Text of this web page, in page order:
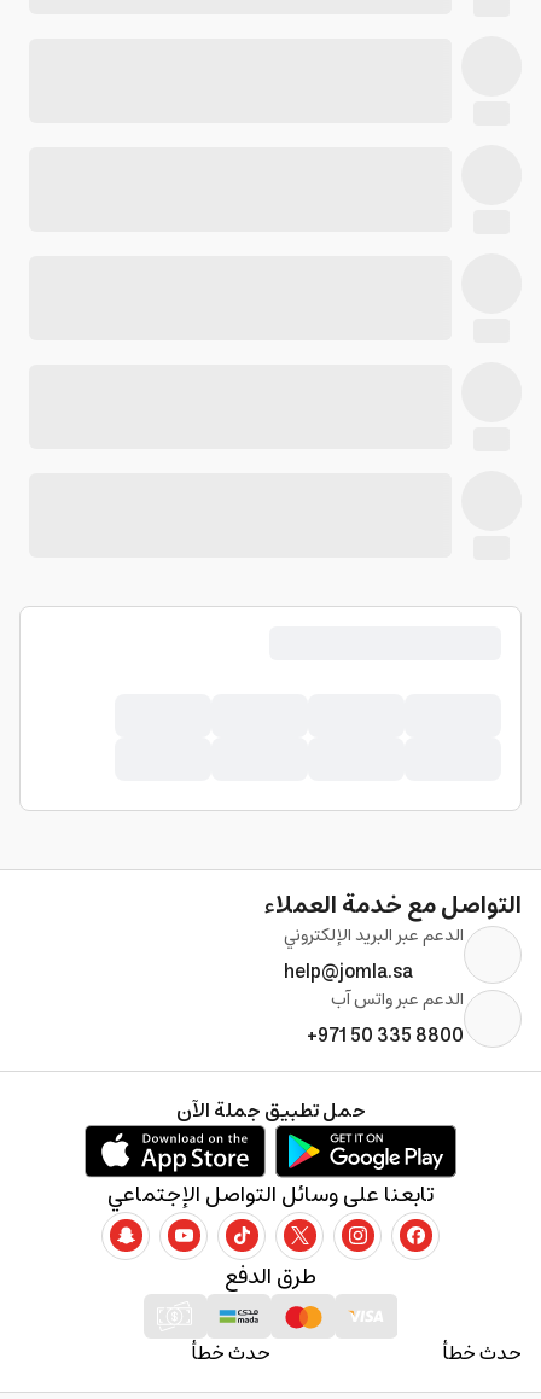
التواصل مع خدمة العملاء
الدعم عبر البريد الإلكتروني
help@jomla.sa
الدعم عبر واتس آب
+971 50 335 8800
حدث خطأ حدث خطأ
طرق الدفع
تابعنا على وسائل التواصل الإجتماعي
حمل تطبيق جملة الآن